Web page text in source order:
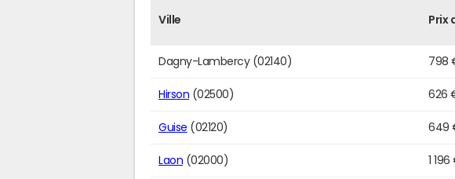
Ville Prix
Dagny-Lambercy (02140) 798
Hirson (02500) 626
Guise (02120) 649
Laon (02000) 1